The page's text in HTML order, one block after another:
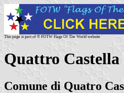
This page is part of © FOTW Flags Of The World website
Quattro
Comune di Quatro